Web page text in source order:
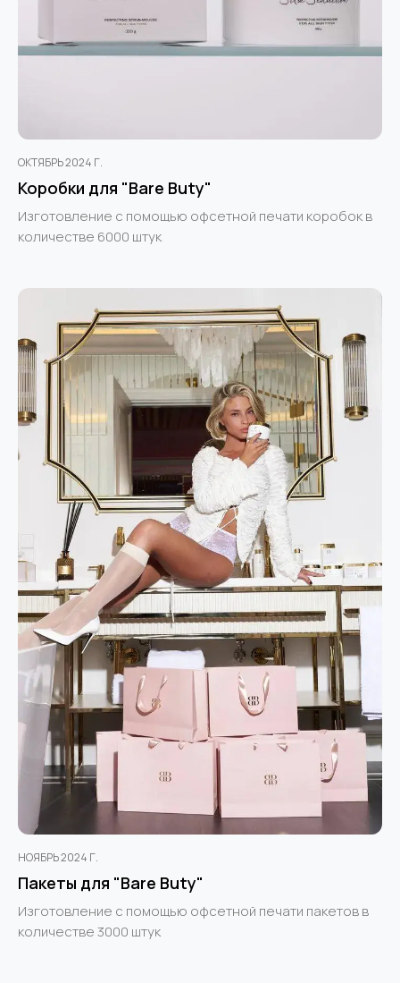
ОКТЯБРЬ 2024 Г.
Коробки для "Bare Buty"
Изготовление с помощью офсетной печати коробок в
количестве 6000 штук
НОЯБРЬ 2024 Г.
Пакеты для "Bare Buty"
Изготовление с помощью офсетной печати пакетов в
количестве 3000 штук